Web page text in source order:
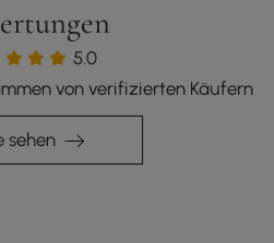
5.0
von verifizierten Käufern
sehen